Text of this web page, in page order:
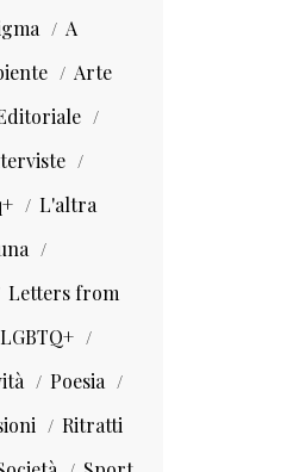
A
Arte
L'altra
Letters from
LGBTQ+
Poesia
Ritratti